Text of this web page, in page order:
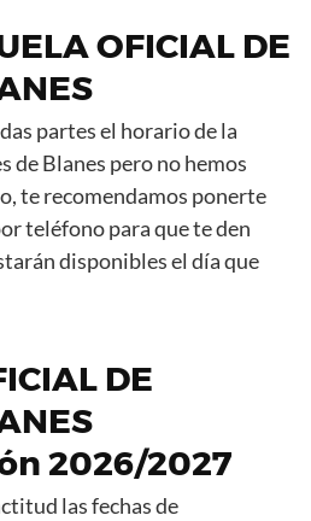
OFICIAL DE
partes el horario de la
de Blanes pero no hemos
te recomendamos ponerte
teléfono para que te den
disponibles el día que
DE
2026/2027
las fechas de